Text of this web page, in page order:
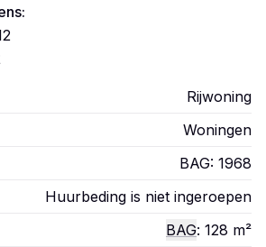
Rijwoning
Woningen
BAG: 1968
Huurbeding is niet ingeroepen
BAG: 128 m²